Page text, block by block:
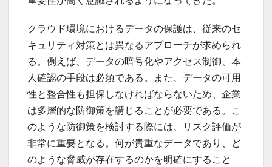
クラウド環境におけるデータの保護は、従来のセ
キュリティ対策とは異なるアプローチが求められ
る。例えば、データの暗号化やアクセス制御、本
人確認の手段は必須である。また、データの可用
性と整合性も担保しなければならないため、企業
は多層的な防御策を講じることが必要である。こ
のような防御策を検討する際には、リスク評価が
非常に重要となる。何が貴重なデータであり、ど
のような脅威が存在するのかを明確にすること